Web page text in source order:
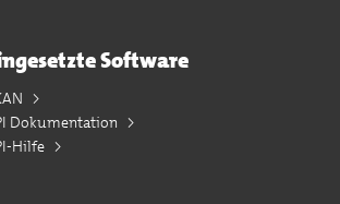
Software
Dokumentation
Hilfe